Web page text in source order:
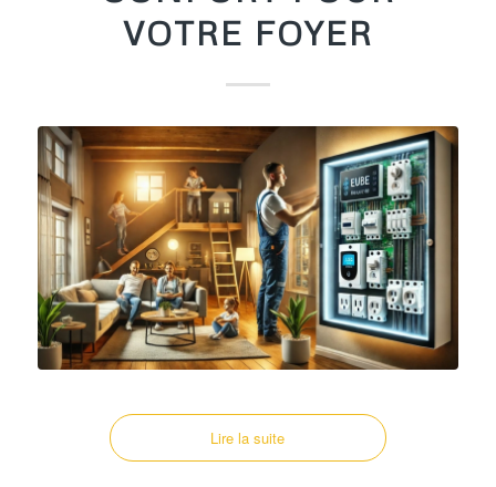
VOTRE FOYER
Lire la suite